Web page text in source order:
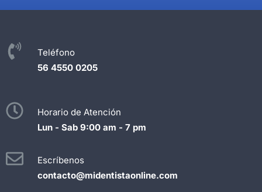
Teléfono
56 4550 0205
Horario de Atención
Lun - Sab 9:00 am - 7 pm
Escríbenos
contacto@midentistaonline.com